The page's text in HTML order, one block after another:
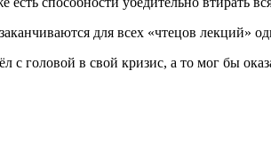
для всех «чтецов лекций»
с головой в свой кризис, а то мог бы